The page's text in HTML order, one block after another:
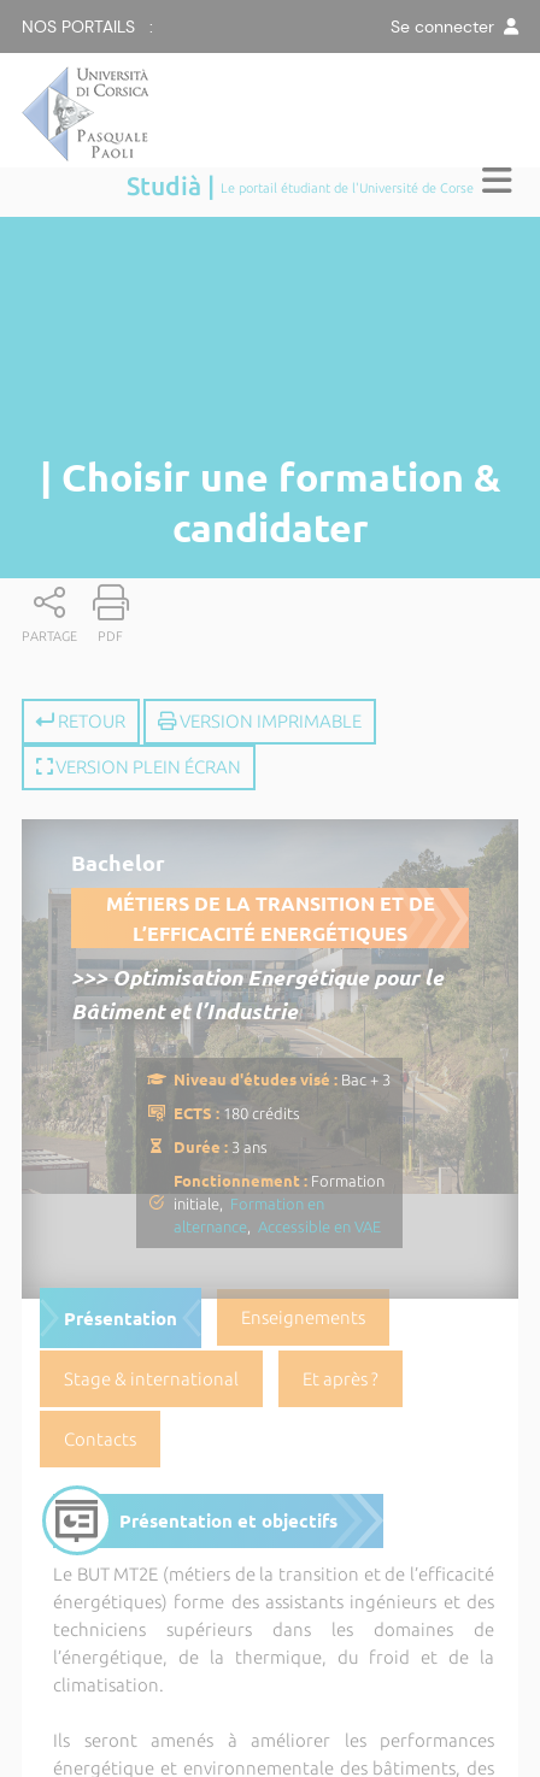
NOS PORTAILS : Se connecter
Studià | Le portail étudiant de l'Université de Corse
| Choisir une formation &
candidater
PARTAGE PDF
RETOUR VERSION IMPRIMABLE
VERSION PLEIN ÉCRAN
Bachelor
MÉTIERS DE LA TRANSITION ET DE
L’EFFICACITÉ ENERGÉTIQUES
>>> Optimisation Energétique pour le
Bâtiment et l’Industrie
Niveau d'études visé : Bac + 3
ECTS : 180 crédits
Durée : 3 ans
Fonctionnement : Formation
initiale, Formation en
alternance
Accessible en VAE
Présentation Enseignements
Stage & international Et après ?
Contacts
Présentation et objectifs
Le BUT MT2E (métiers de la transition et de l’efficacité
énergétiques) forme des assistants ingénieurs et des
techniciens supérieurs dans les domaines de
l’énergétique, de la thermique, du froid et de la
climatisation.
Ils seront amenés à améliorer les performances
énergétique et environnementale des bâtiments, des